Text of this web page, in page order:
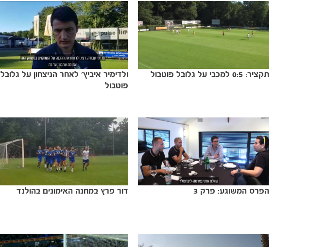
תקציר: 0:5 למכבי על גלובל פוטבול
ולדימיר איביץ' לאחר הניצחון על גלובל
פוטבול
הפרס המשוגע: פרק 3 דור פרץ במחנה האימונים בהולנד